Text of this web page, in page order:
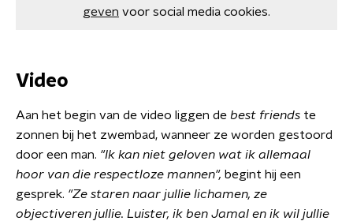
geven voor social media cookies.
Video
Aan het begin van de video liggen de best friends te
zonnen bij het zwembad, wanneer ze worden gestoord
door een man. "Ik kan niet geloven wat ik allemaal
hoor van die respectloze mannen", begint hij een
gesprek. "Ze staren naar jullie lichamen, ze
objectiveren jullie. Luister, ik ben Jamal en ik wil jullie